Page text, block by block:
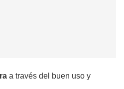
a través del buen uso y